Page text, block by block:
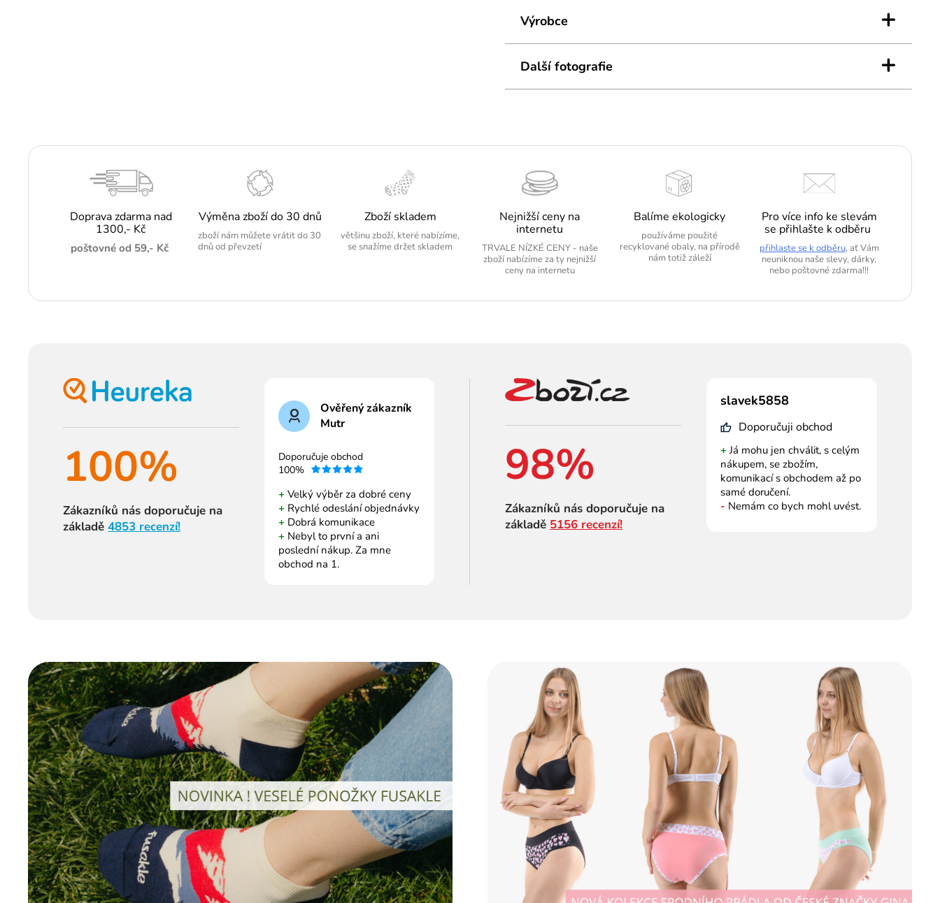
Výrobce +
Další fotografie +
Doprava zdarma nad
1300,- Kč
poštovné od 59,- Kč
Výměna zboží do 30 dnů
zboží nám můžete vrátit do 30
dnů od převzetí
Zboží skladem
většinu zboží, které nabízíme,
se snažíme držet skladem
Nejnižší ceny na
internetu
TRVALE NÍZKÉ CENY - naše
zboží nabízíme za ty nejnižší
ceny na internetu
Balíme ekologicky
používáme použité
recyklované obaly, na přírodě
nám totiž záleží
Pro více info ke slevám
se přihlašte k odběru
přihlaste se k odběru, ať Vám
neuniknou naše slevy, dárky,
nebo poštovné zdarma!!!
100%
Zákazníků nás doporučuje na
základě4853 recenzí!
Ověřený zákazník
Mutr
Doporučuje obchod
100%
+ Velký výběr za dobré ceny
+ Rychlé odeslání objednávky
+ Dobrá komunikace
+ Nebyl to první a ani
poslední nákup. Za mne
obchod na 1.
98%
Zákazníků nás doporučuje na
základě 5156 recenzí!
slavek5858
Doporučuji obchod
+Já mohu jen chválit, s celým
nákupem, se zbožím,
komunikací s obchodem až po
samé doručení.
- Nemám co bych mohl uvést.